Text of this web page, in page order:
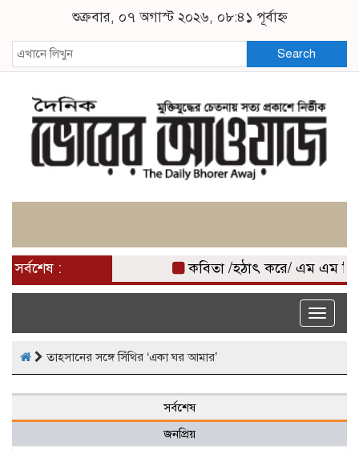
শুক্রবার, ০৭ অগাস্ট ২০২৬, ০৮:৪১ পূর্বাহ্ন
Search
সর্বশেষ : কবিতা /হঠাৎ করে/ এম এম
Toggle
তাহসানের সঙ্গে সিঁথির ‘একা ঘর আমার’
সর্বশেষ
জনপ্রিয়